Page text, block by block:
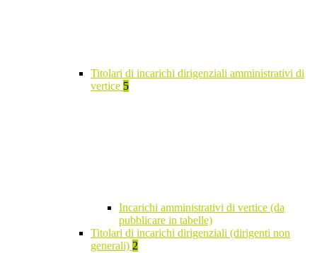
Titolari di incarichi dirigenziali amministrativi di
vertice 5
Incarichi amministrativi di vertice (da
pubblicare in tabelle)
Titolari di incarichi dirigenziali (dirigenti non
generali) 2